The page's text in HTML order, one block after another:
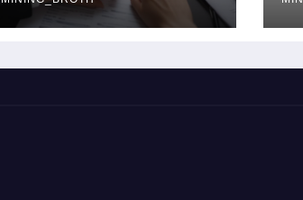
ставки и
требования к